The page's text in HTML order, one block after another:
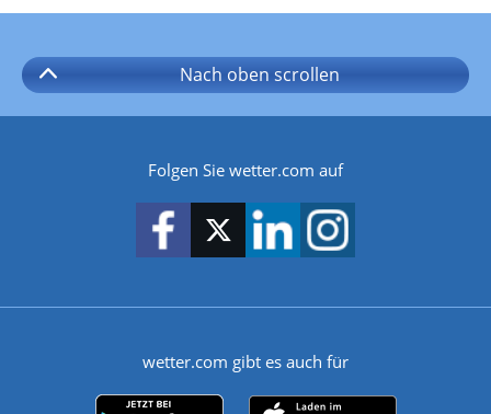
Nach oben scrollen
Folgen Sie wetter.com auf
wetter.com gibt es auch für